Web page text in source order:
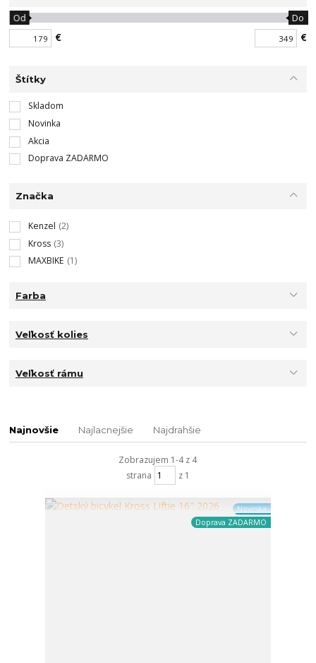
€
Od Do
€
Štítky
Skladom
Novinka
Akcia
Doprava ZADARMO
Značka
Kenzel (2)
Kross (3)
MAXBIKE (1)
Farba
Veľkosť kolies
Veľkosť rámu
Najnovšie Najlacnejšie Najdrahšie
Zobrazujem 1-4 z 4
strana
z 1
Novinka
Doprava ZADARMO